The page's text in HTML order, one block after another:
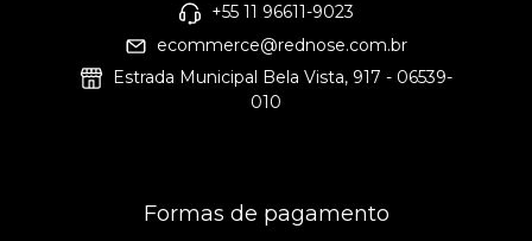
+55 11 96611-9023
ecommerce@rednose.com.br
Estrada Municipal Bela Vista, 917 - 06539-
010
Formas de pagamento